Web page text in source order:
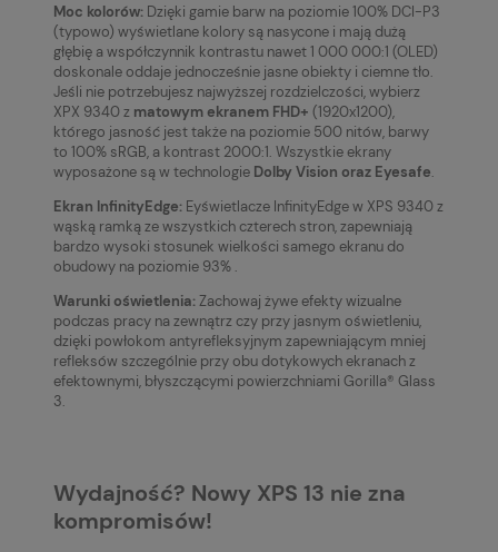
Moc kolorów: Dzięki gamie barw na poziomie 100% DCI-P3
(typowo) wyświetlane kolory są nasycone i mają dużą
głębię a współczynnik kontrastu nawet 1 000 000:1 (OLED)
doskonale oddaje jednocześnie jasne obiekty i ciemne tło.
Jeśli nie potrzebujesz najwyższej rozdzielczości, wybierz
XPX 9340 z matowym ekranem FHD+ (1920x1200),
którego jasność jest także na poziomie 500 nitów, barwy
to 100% sRGB, a kontrast 2000:1. Wszystkie ekrany
wyposażone są w technologie Dolby Vision oraz Eyesafe.
Ekran InfinityEdge: Eyświetlacze InfinityEdge w XPS 9340 z
wąską ramką ze wszystkich czterech stron, zapewniają
bardzo wysoki stosunek wielkości samego ekranu do
obudowy na poziomie 93% .
Warunki oświetlenia:Zachowaj żywe efekty wizualne
podczas pracy na zewnątrz czy przy jasnym oświetleniu,
dzięki powłokom antyrefleksyjnym zapewniającym mniej
refleksów szczególnie przy obu dotykowych ekranach z
efektownymi, błyszczącymi powierzchniami Gorilla® Glass
3.
Wydajność? Nowy XPS 13 nie zna
kompromisów!